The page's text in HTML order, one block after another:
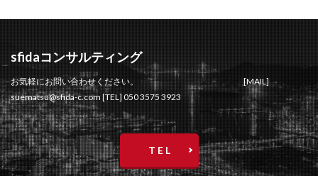
sfidaコンサルティング
お気軽にお問い合わせください。 [MAIL]
suematsu@sfida-c.com [TEL] 050 3575 3923
T E L